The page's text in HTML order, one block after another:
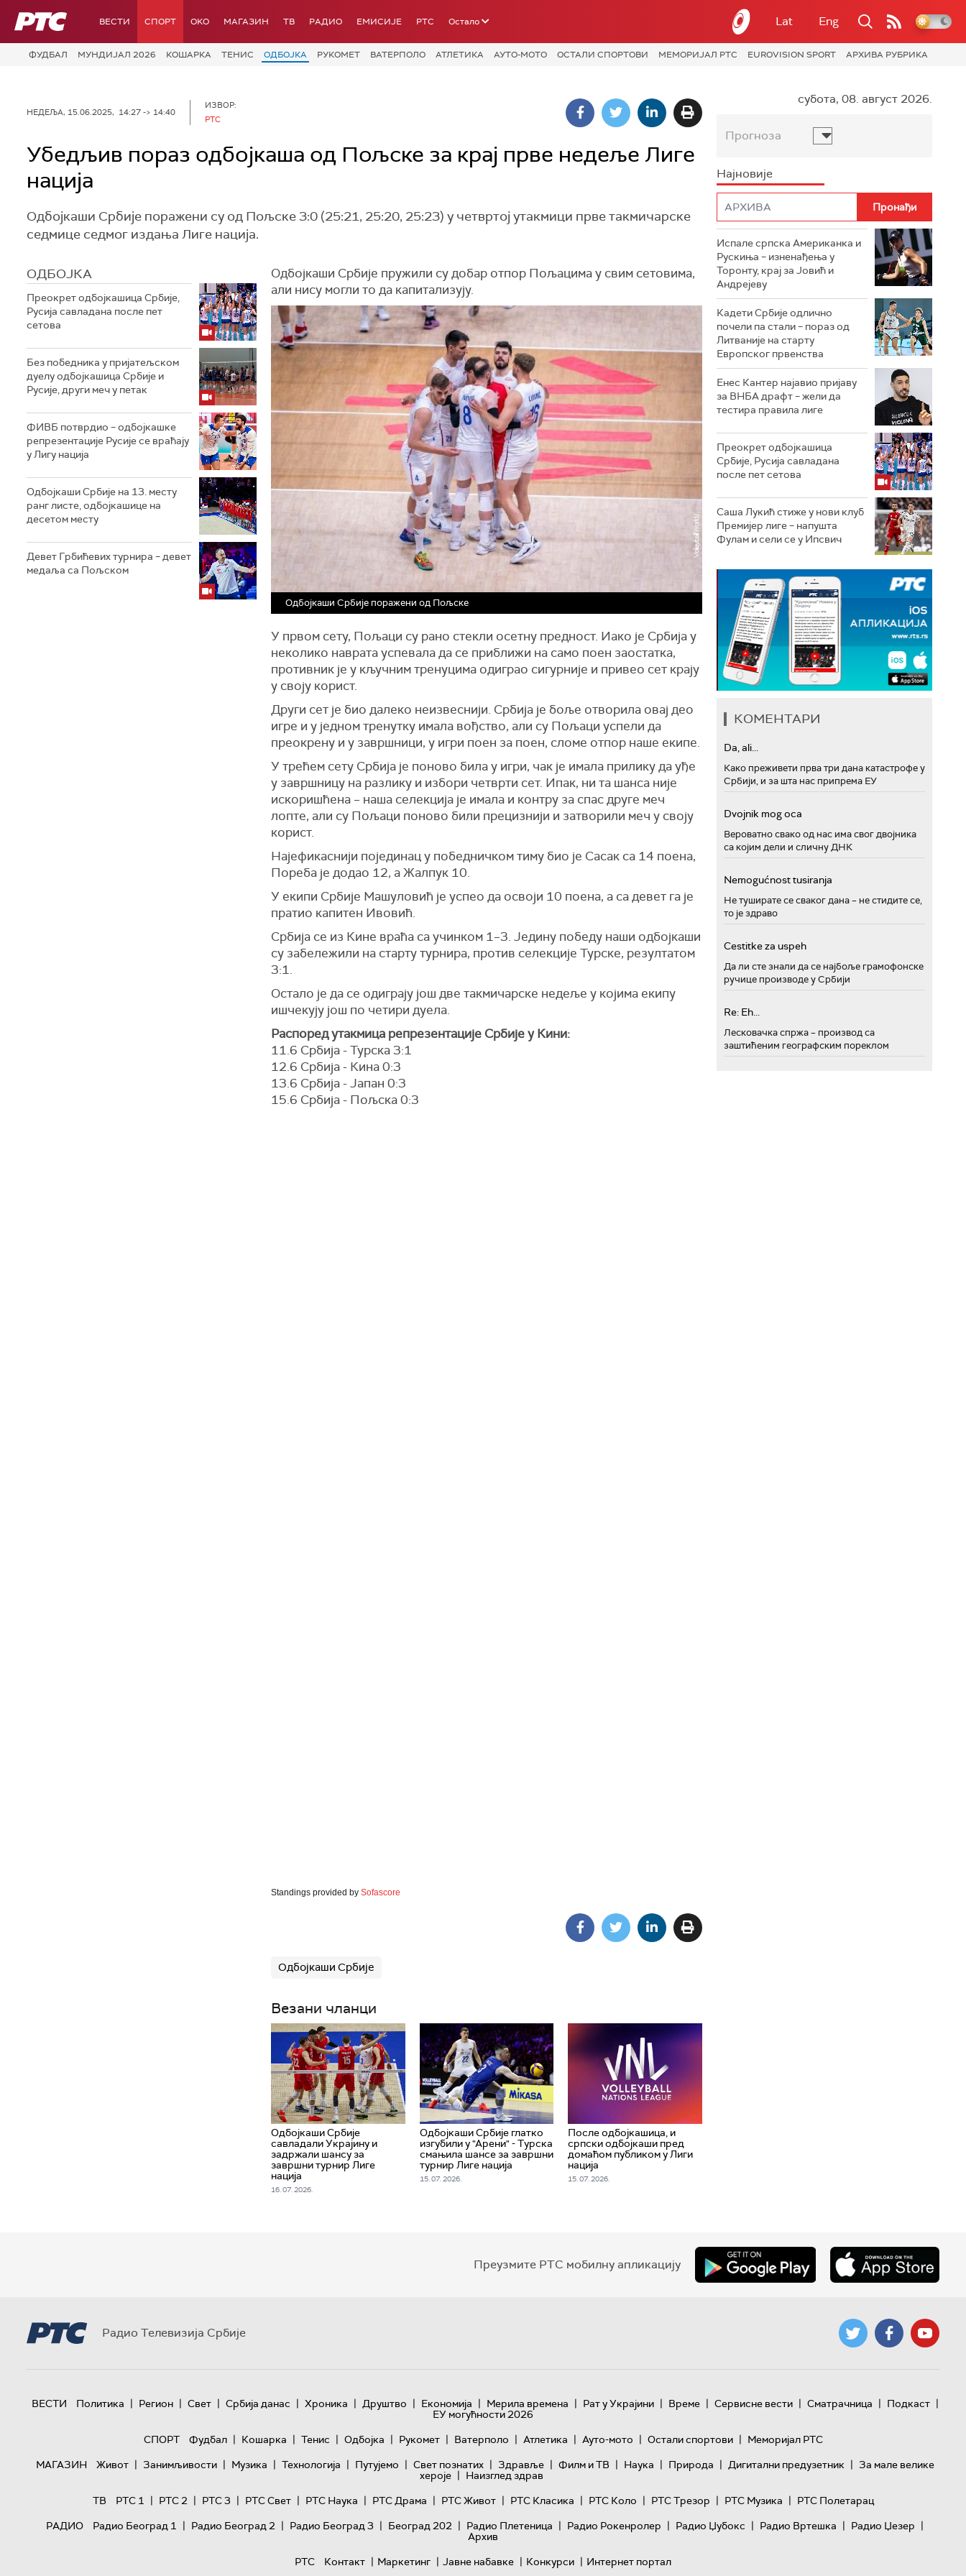
РТС ВЕСТИ СПОРТ OKO МАГАЗИН ТВ РАДИО ЕМИСИЈЕ РТС Остало Lat Eng
ФУДБАЛ МУНДИЈАЛ 2026 КОШАРКА ТЕНИС ОДБОЈКА РУКОМЕТ ВАТЕРПОЛО АТЛЕТИКА АУТО-МОТО ОСТАЛИ СПОРТОВИ МЕМОРИЈАЛ РТС EUROVISION SPORT АРХИВА РУБРИКА
НЕДЕЉА, 15.06.2025, 14:27 -> 14:40
ИЗВОР:
РТС
Убедљив пораз одбојкаша од Пољске за крај прве недеље Лиге
нација
Одбојкаши Србије поражени су од Пољске 3:0 (25:21, 25:20, 25:23) у четвртој утакмици прве такмичарске
седмице седмог издања Лиге нација.
ОДБОЈКА
Преокрет одбојкашица Србије,
Русија савладана после пет
сетова
Без победника у пријатељском
дуелу одбојкашица Србије и
Русије, други меч у петак
ФИВБ потврдио – одбојкашке
репрезентације Русије се враћају
у Лигу нација
Одбојкаши Србије на 13. месту
ранг листе, одбојкашице на
десетом месту
Девет Грбићевих турнира – девет
медаља са Пољском
Одбојкаши Србије пружили су добар отпор Пољацима у свим сетовима,
али нису могли то да капитализују.
Одбојкаши Србије поражени од Пољске
У првом сету, Пољаци су рано стекли осетну предност. Иако је Србија у
неколико наврата успевала да се приближи на само поен заостатка,
противник је у кључним тренуцима одиграо сигурније и привео сет крају
у своју корист.
Други сет је био далеко неизвеснији. Србија је боље отворила овај део
игре и у једном тренутку имала вођство, али су Пољаци успели да
преокрену и у завршници, у игри поен за поен, сломе отпор наше екипе.
У трећем сету Србија је поново била у игри, чак је имала прилику да уђе
у завршницу на разлику и избори четврти сет. Ипак, ни та шанса није
искоришћена – наша селекција је имала и контру за спас друге меч
лопте, али су Пољаци поново били прецизнији и затворили меч у своју
корист.
Најефикаснији појединац у победничком тиму био је Сасак са 14 поена,
Пореба је додао 12, а Жалпук 10.
У екипи Србије Машуловић је успео да освоји 10 поена, а са девет га је
пратио капитен Ивовић.
Србија се из Кине враћа са учинком 1–3. Једину победу наши одбојкаши
су забележили на старту турнира, против селекције Турске, резултатом
3:1.
Остало је да се одиграју још две такмичарске недеље у којима екипу
ишчекују још по четири дуела.
Распоред утакмица репрезентације Србије у Кини:
11.6 Србија - Турска 3:1
12.6 Србија - Кина 0:3
13.6 Србија - Јапан 0:3
15.6 Србија - Пољска 0:3
Standings provided by Sofascore
Одбојкаши Србије
Везани чланци
Одбојкаши Србије
савладали Украјину и
задржали шансу за
завршни турнир Лиге
нација
16. 07. 2026.
Одбојкаши Србије глатко
изгубили у "Арени" - Турска
смањила шансе за завршни
турнир Лиге нација
15. 07. 2026.
После одбојкашица, и
српски одбојкаши пред
домаћом публиком у Лиги
нација
15. 07. 2026.
субота, 08. август 2026.
Прогноза
Најновије
Испале српска Американка и
Рускиња – изненађења у
Торонту, крај за Јовић и
Андрејеву
Кадети Србије одлично
почели па стали – пораз од
Литваније на старту
Европског првенства
Енес Кантер најавио пријаву
за ВНБА драфт – жели да
тестира правила лиге
Преокрет одбојкашица
Србије, Русија савладана
после пет сетова
Саша Лукић стиже у нови клуб
Премијер лиге – напушта
Фулам и сели се у Ипсвич
КОМЕНТАРИ
Da, ali...
Како преживети прва три дана катастрофе у
Србији, и за шта нас припрема ЕУ
Dvojnik mog oca
Вероватно свако од нас има свог двојника
са којим дели и сличну ДНК
Nemogućnost tusiranja
Не туширате се сваког дана – не стидите се,
то је здраво
Cestitke za uspeh
Да ли сте знали да се најбоље грамофонске
ручице производе у Србији
Re: Eh...
Лесковачка спржа – производ са
заштићеним географским пореклом
Преузмите РТС мобилну апликацију
Радио Телевизија Србије
ВЕСТИ Политика | Регион | Свет | Србија данас | Хроника | Друштво | Економија | Мерила времена | Рат у Украјини | Време | Сервисне вести | Сматрачница | Подкаст |
ЕУ могућности 2026
СПОРТ
Фудбал | Кошарка | Тенис | Одбојка | Рукомет | Ватерполо | Атлетика | Ауто-мото | Остали спортови | Меморијал РТС
МАГАЗИН
Живот | Занимљивости | Музика | Технологијa | Путујемо | Свет познатих | Здравље | Филм и ТВ | Наука | Природа | Дигитални предузетник | За мале велике
хероје | Наизглед здрав
ТВ
РТС 1 | РТС 2 | РТС 3 | РТС Свет | РТС Наука | РТС Драма | РТС Живот | РТС Класика | РТС Коло | РТС Трезор | РТС Музика | РТС Полетарац
РАДИО
Радио Београд 1 | Радио Београд 2 | Радио Београд 3 | Београд 202 | Радио Плетеница | Радио Рокенролер | Радио Џубокс | Радио Вртешка | Радио Џезер |
Архив
РТС
Контакт | Маркетинг | Јавне набавке | Конкурси | Интернет портал